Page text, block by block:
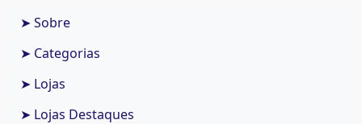
➤ Sobre
➤ Categorias
➤ Lojas
➤ Lojas Destaques